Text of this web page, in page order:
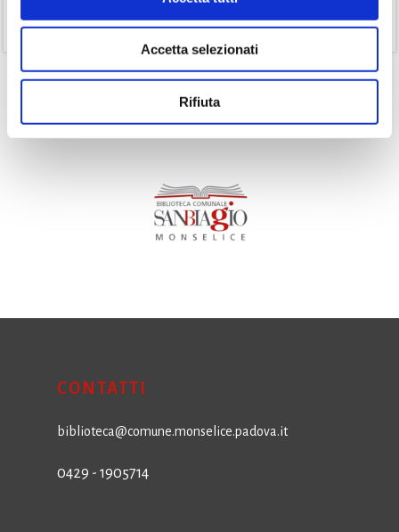
Accetta selezionati
Rifiuta
Volumi(11)
CONTATTI
biblioteca@comune.monselice.padova.it
0429 - 1905714